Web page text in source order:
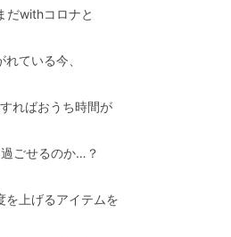
だwithコロナと
れている今、
ればおうち時間が
ごせるのか…？
を上げるアイテムを